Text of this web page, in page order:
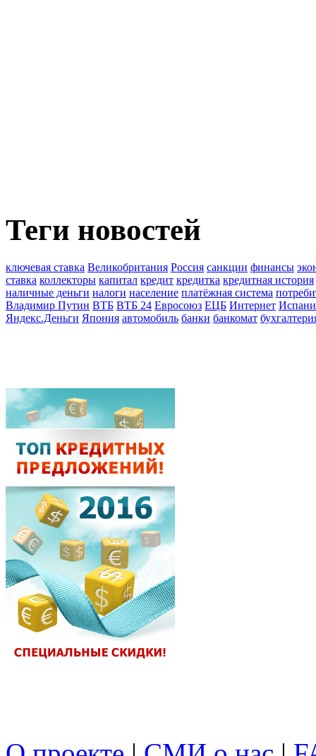
Теги новостей
ключевая ставка Великобритания Россия санкции финансы
ставка коллекторы капитал кредит кредитка кредитная история
наличные деньги налоги население платёжная система
Владимир Путин ВТБ ВТБ 24 Евросоюз ЕЦБ Интернет
Яндекс.Деньги Япония автомобиль банки банкомат